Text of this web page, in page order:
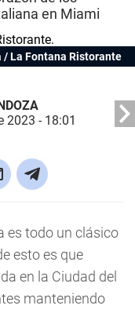
en Miami
/ La Fontana Ristorante
2023 - 18:01
es todo un clásico
esto es que
en la Ciudad del
manteniendo